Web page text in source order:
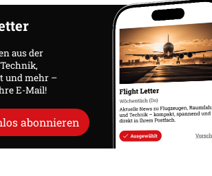
aus der
und mehr –
E-Mail!
abonnieren